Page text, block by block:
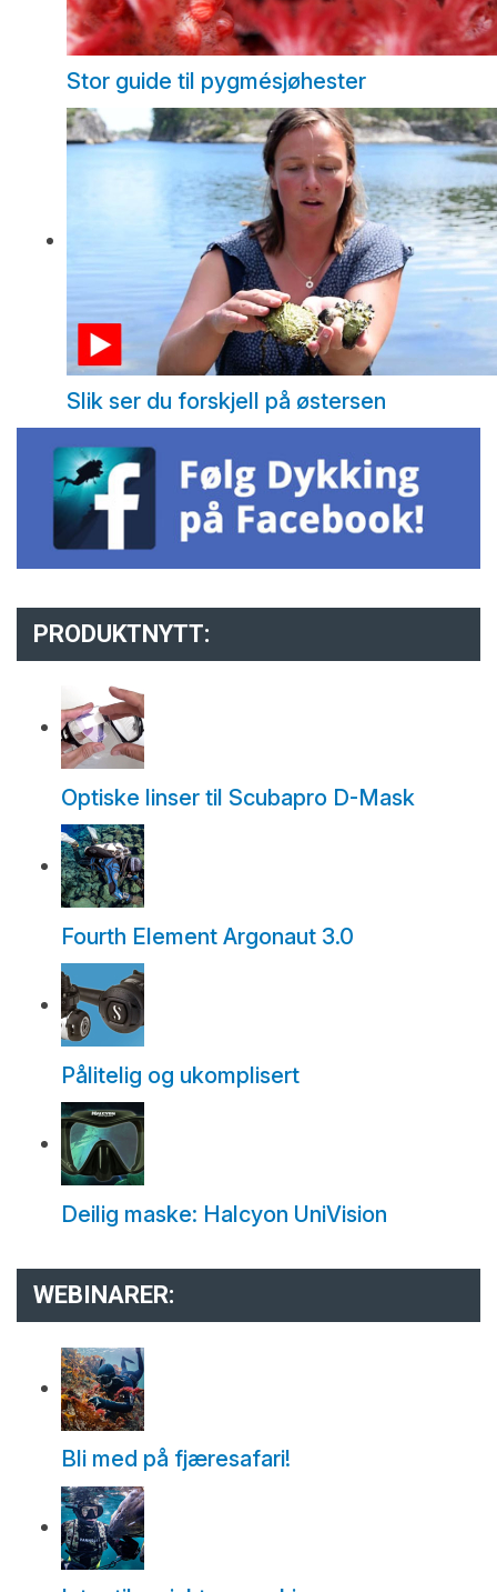
Stor guide til pygmésjøhester
Slik ser du forskjell på østersen
PRODUKTNYTT:
Optiske linser til Scubapro D-Mask
Fourth Element Argonaut 3.0
Pålitelig og ukomplisert
Deilig maske: Halcyon UniVision
WEBINARER:
Bli med på fjæresafari!